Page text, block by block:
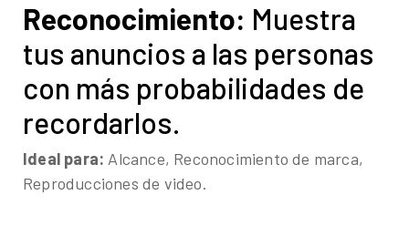
Reconocimiento: Muestra
tus anuncios a las personas
con más probabilidades de
recordarlos.
Ideal para: Alcance, Reconocimiento de marca,
Reproducciones de video.